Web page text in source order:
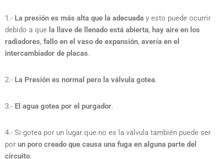
1.- La presión es más alta que la adecuada y esto puede ocurrir
debido a que la llave de llenado está abierta, hay aire en los
radiadores, fallo en el vaso de expansión, avería en el
intercambiador de placas.
2.- La Presión es normal pero la válvula gotea.
3.- El agua gotea por el purgador.
4.- Si gotea por un lugar que no es la válvula también puede ser
por un poro creado que causa una fuga en alguna parte del
circuito.